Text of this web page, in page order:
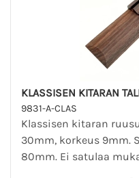
KLASSISEN KITARAN
9831-A-CLAS
Klassisen kitaran
30mm, korkeus 9mm.
80mm. Ei satulaa